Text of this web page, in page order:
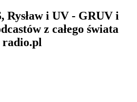
Rysław i UV - GRUV i
z całego świata